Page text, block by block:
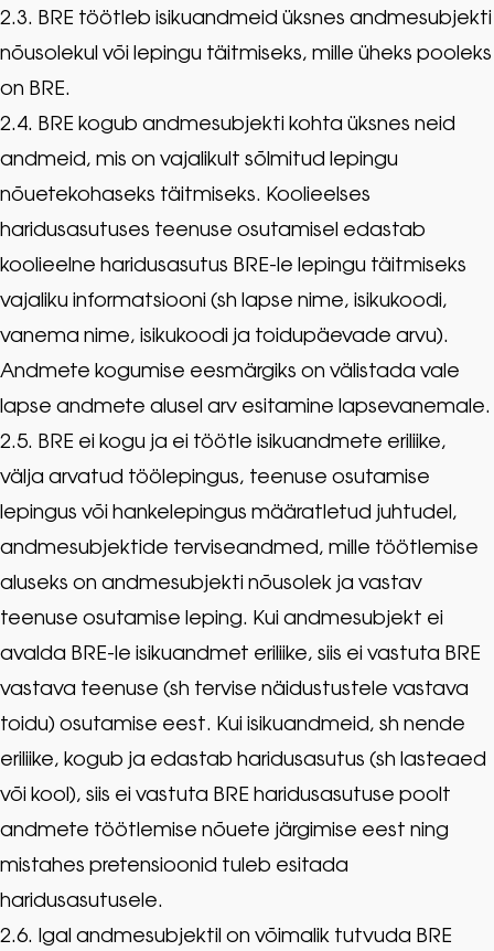
2.3. BRE töötleb isikuandmeid üksnes andmesubjekti
nõusolekul või lepingu täitmiseks, mille üheks pooleks
on BRE.
2.4. BRE kogub andmesubjekti kohta üksnes neid
andmeid, mis on vajalikult sõlmitud lepingu
nõuetekohaseks täitmiseks. Koolieelses
haridusasutuses teenuse osutamisel edastab
koolieelne haridusasutus BRE-le lepingu täitmiseks
vajaliku informatsiooni (sh lapse nime, isikukoodi,
vanema nime, isikukoodi ja toidupäevade arvu).
Andmete kogumise eesmärgiks on välistada vale
lapse andmete alusel arv esitamine lapsevanemale.
2.5. BRE ei kogu ja ei töötle isikuandmete eriliike,
välja arvatud töölepingus, teenuse osutamise
lepingus või hankelepingus määratletud juhtudel,
andmesubjektide terviseandmed, mille töötlemise
aluseks on andmesubjekti nõusolek ja vastav
teenuse osutamise leping. Kui andmesubjekt ei
avalda BRE-le isikuandmet eriliike, siis ei vastuta BRE
vastava teenuse (sh tervise näidustustele vastava
toidu) osutamise eest. Kui isikuandmeid, sh nende
eriliike, kogub ja edastab haridusasutus (sh lasteaed
või kool), siis ei vastuta BRE haridusasutuse poolt
andmete töötlemise nõuete järgimise eest ning
mistahes pretensioonid tuleb esitada
haridusasutusele.
2.6. Igal andmesubjektil on võimalik tutvuda BRE